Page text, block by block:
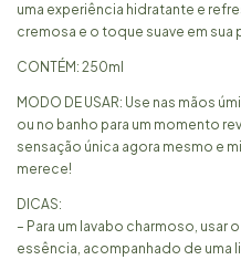
uma experiência hidratante e
cremosa e o toque suave em sua
CONTÉM: 250ml
MODO DE USAR: Use nas mãos
ou no banho para um momento
sensação única agora mesmo e
merece!
DICAS:
– Para um lavabo charmoso, usar o
essência, acompanhado de uma